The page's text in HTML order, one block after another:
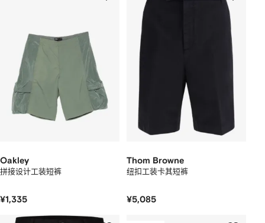
Oakley
拼接设计工装短裤
¥1,335
Thom Browne
纽扣工装卡其短裤
¥5,085